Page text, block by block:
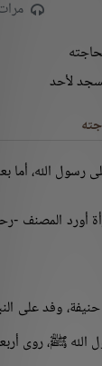
مرات
لأحد
رسول الله، أما
أورد المصنف -
وفد على
الله ﷺ، روى